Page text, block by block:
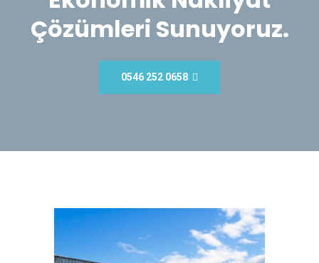
Çözümleri Sunuyoruz.
0546 252 0658